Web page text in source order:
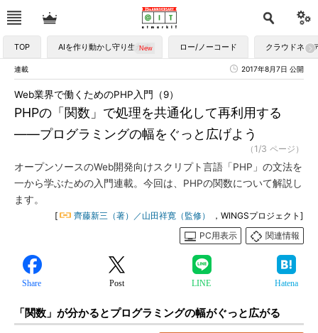
TOP AIを作り動かし守り生かす ロー/ノーコード クラウドネイ
連載 2017年8月7日 公開
PHPの「関数」で処理を共通化して再利用する
――プログラミングの幅をぐっと広げよう
Web業界で働くためのPHP入門（9）
（1/3 ページ）
オープンソースのWeb開発向けスクリプト言語「PHP」の文法を
一から学ぶための入門連載。今回は、PHPの関数について解説し
ます。
[ 齊藤新三（著）／山田祥寛（監修）
，WINGSプロジェクト]
PC用表示
関連情報
Share Post LINE Hatena
「関数」が分かるとプログラミングの幅がぐっと広がる